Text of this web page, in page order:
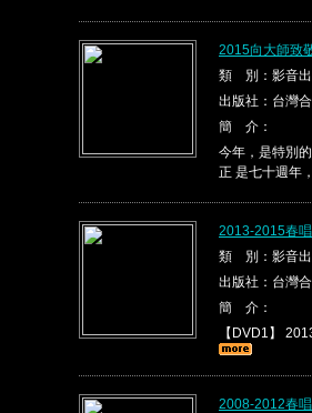
2015向大師致
類 別：影音
出版社：台灣
簡 介：
今年，是特別
正 是七十週年
2013-2015春
類 別：影音
出版社：台灣
簡 介：
【DVD1】
2008-2012春